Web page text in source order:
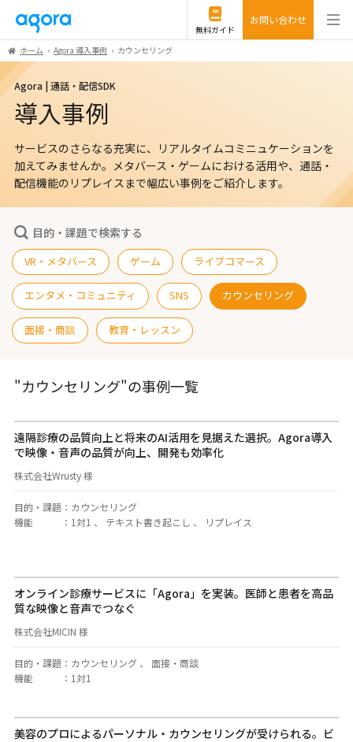
無料ガイド
お問い合わせ
ホーム Agora 導入事例 カウンセリング
Agora | 通話・配信SDK
導入事例
サービスのさらなる充実に、リアルタイムコミニュケーションを
加えてみませんか。 メタバース・ゲームにおける活用や、通話・
配信機能のリプレイスまで幅広い事例をご紹介します。
目的・課題で検索する
VR・メタバース ゲーム ライブコマース
エンタメ・コミュニティ SNS カウンセリング
面接・商談 教育・レッスン
"カウンセリング"の事例一覧
遠隔診療の品質向上と将来のAI活用を見据えた選択。Agora導入
で映像・音声の品質が向上、開発も効率化
株式会社Wrusty 様
目的・課題： カウンセリング
機能
： 1対1 、 テキスト書き起こし 、 リプレイス
オンライン診療サービスに「Agora」を実装。医師と患者を高品
質な映像と音声でつなぐ
株式会社MICIN 様
目的・課題： カウンセリング 、 面接・商談
機能
： 1対1
美容のプロによるパーソナル・カウンセリングが受けられる。ビ